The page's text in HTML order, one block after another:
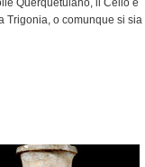
Querquetulano, il Celio e
Trigonia, o comunque si sia